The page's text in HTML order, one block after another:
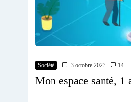
Société 3 octobre 2023 14
Mon espace santé,